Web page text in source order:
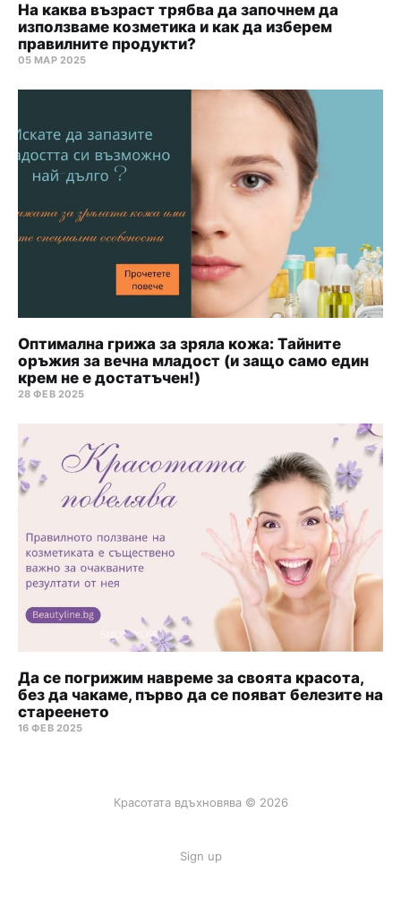
На каква възраст трябва да започнем да
използваме козметика и как да изберем
правилните продукти?
05 МАР 2025
Оптимална грижа за зряла кожа: Тайните
оръжия за вечна младост (и защо само един
крем не е достатъчен!)
28 ФЕВ 2025
Да се погрижим навреме за своята красота,
без да чакаме, първо да се появат белезите на
стареенето
16 ФЕВ 2025
Красотата вдъхновява © 2026
Sign up